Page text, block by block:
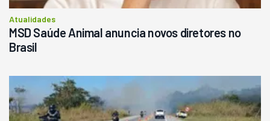
Atualidades
MSD Saúde Animal anuncia novos diretores no
Brasil